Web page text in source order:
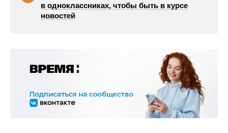
в одноклассниках, чтобы быть в курсе
новостей